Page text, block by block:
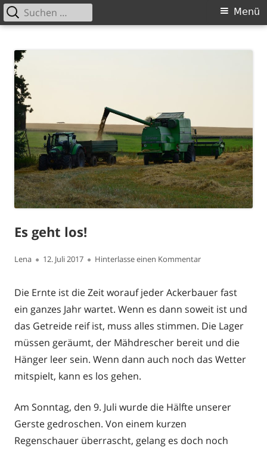
zum
Inhalt
Primäres
Menü
Suchen
nach:
Es geht los!
Autor
Lena
Veröffentlicht
12. Juli 2017 Hinterlasse einen Kommentarzu Es geht los!
Die Ernte ist die Zeit worauf jeder Ackerbauer fast
ein ganzes Jahr wartet. Wenn es dann soweit ist und
das Getreide reif ist, muss alles stimmen. Die Lager
müssen geräumt, der Mähdrescher bereit und die
Hänger leer sein. Wenn dann auch noch das Wetter
mitspielt, kann es los gehen.
Am Sonntag, den 9. Juli wurde die Hälfte unserer
Gerste gedroschen. Von einem kurzen
Regenschauer überrascht, gelang es doch noch